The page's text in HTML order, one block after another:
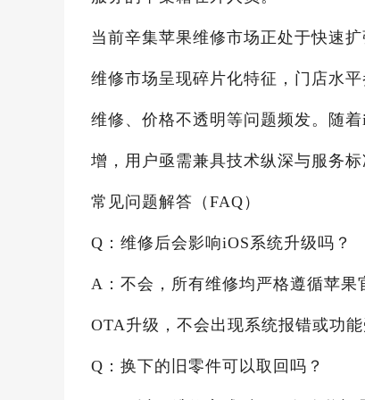
当前辛集苹果维修市场正处于快速
维修市场呈现碎片化特征，门店水
维修、价格不透明等问题频发。随
增，用户亟需兼具技术纵深与服务
常见问题解答（FAQ）
Q：维修后会影响iOS系统升级吗？
A：不会，所有维修均严格遵循苹
OTA升级，不会出现系统报错或功能
Q：换下的旧零件可以取回吗？